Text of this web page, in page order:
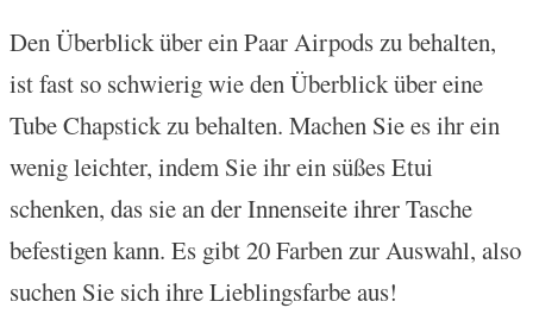
Den Überblick über ein Paar Airpods zu behalten,
ist fast so schwierig wie den Überblick über eine
Tube Chapstick zu behalten. Machen Sie es ihr ein
wenig leichter, indem Sie ihr ein süßes Etui
schenken, das sie an der Innenseite ihrer Tasche
befestigen kann. Es gibt 20 Farben zur Auswahl, also
suchen Sie sich ihre Lieblingsfarbe aus!